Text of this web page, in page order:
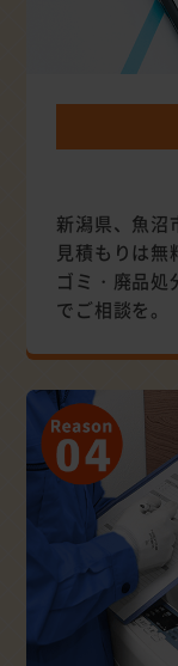
新潟県、魚沼
見積もりは無
ゴミ・廃品処
でご相談を。